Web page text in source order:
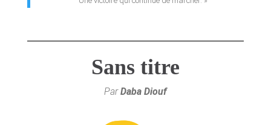
Sans titre
ParDaba Diouf